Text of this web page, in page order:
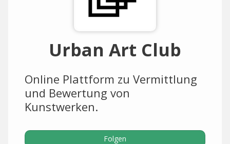
Urban Art Club
Online Plattform zu Vermittlung
und Bewertung von
Kunstwerken.
Folgen